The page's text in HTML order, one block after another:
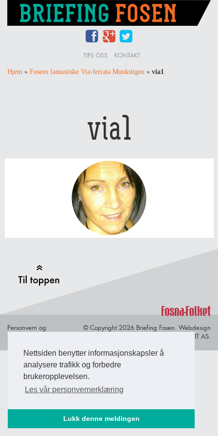
Nettsiden benytter informasjonskapsler å
analysere trafikk og forbedre
brukeropplevelsen.
Les vår personvernerklæring
Lukk denne meldingen
TIPS OSS KONTAKT
Hjem » Fosens fantastiske Via-ferrata Munkstigen » via1
via1
Personvern og
© Copyright 2026 Briefing Fosen. Webdesign
av Lindbak IT AS.